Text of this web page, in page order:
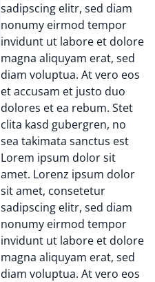
sadipscing elitr, sed diam
nonumy eirmod tempor
invidunt ut labore et dolore
magna aliquyam erat, sed
diam voluptua. At vero eos
et accusam et justo duo
dolores et ea rebum. Stet
clita kasd gubergren, no
sea takimata sanctus est
Lorem ipsum dolor sit
amet. Lorenz ipsum dolor
sit amet, consetetur
sadipscing elitr, sed diam
nonumy eirmod tempor
invidunt ut labore et dolore
magna aliquyam erat, sed
diam voluptua. At vero eos